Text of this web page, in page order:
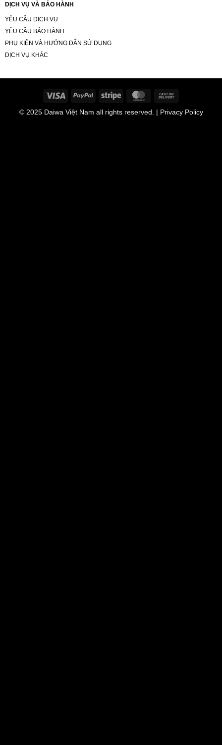
DỊCH VỤ VÀ BẢO HÀNH
YÊU CẦU DỊCH VỤ
YÊU CẦU BẢO HÀNH
PHỤ KIỆN VÀ HƯỚNG DẪN SỬ DỤNG
DỊCH VỤ KHÁC
Visa PayPal Stripe MasterCard
Delivery
© 2025 Daiwa Việt Nam all rights reserved. | Privacy Policy